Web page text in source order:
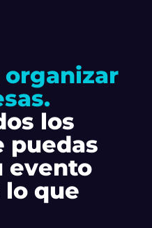
los
puedas
evento
que